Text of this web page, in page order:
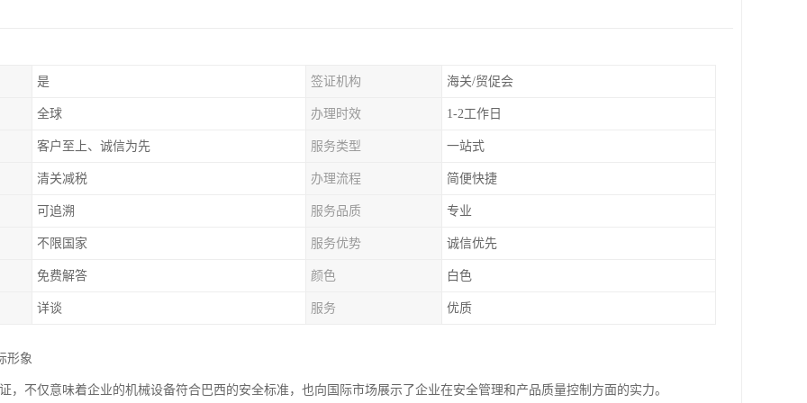
是 签证机构 海关/贸促会
全球 办理时效 1-2工作日
客户至上、诚信为先 服务类型 一站式
清关减税 办理流程 简便快捷
可追溯 服务品质 专业
不限国家 服务优势 诚信优先
免费解答 颜色 白色
详谈 服务 优质
形象
，不仅意味着企业的机械设备符合巴西的安全标准，也向国际市场展示了企业在安全管理和产品质量控制方面的实力。